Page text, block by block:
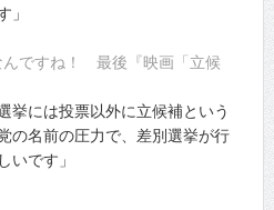
」
ですね！ 最後『映画「立候
挙には投票以外に立候補という
の名前の圧力で、差別選挙が行
いです」